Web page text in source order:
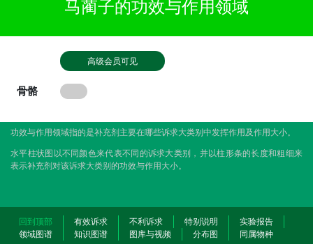
马蔺子的功效与作用领域
高级会员可见
骨骼
功效与作用领域指的是补充剂主要在哪些诉求大类别中发挥作用及作用大小。
水平柱状图以不同颜色来代表不同的诉求大类别，并以柱形条的长度和粗细来
表示补充剂对该诉求大类别的功效与作用大小。
回到顶部 有效诉求 不利诉求 特别说明
实验报告
领域图谱
知识图谱 图库与视频 分布图 同属物种